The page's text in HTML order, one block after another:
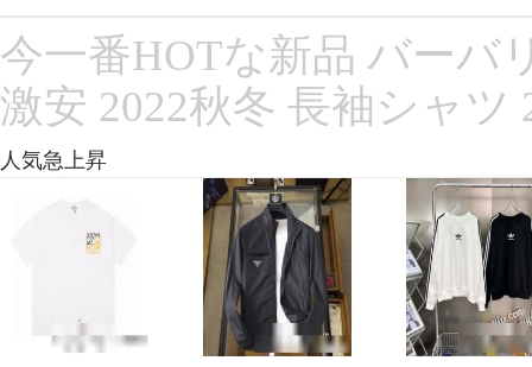
今一番HOTな新品 バーバ
激安 2022秋冬 長袖シャ
人気急上昇